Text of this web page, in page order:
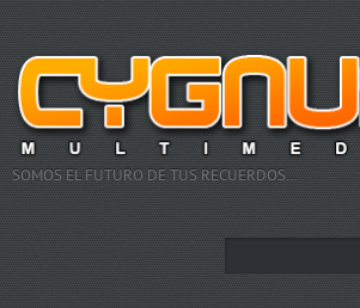
SOMOS EL FUTURO DE TUS RECUERDOS…